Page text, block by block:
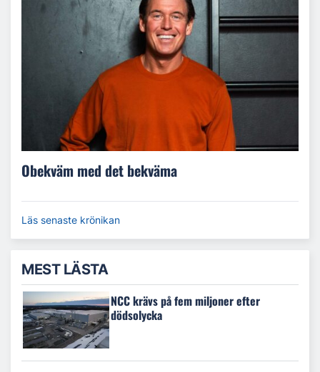
Obekväm med det bekväma
Läs senaste krönikan
MEST LÄSTA
NCC krävs på fem miljoner efter
dödsolycka